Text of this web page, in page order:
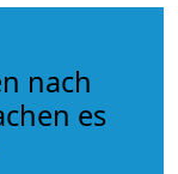
nach
es